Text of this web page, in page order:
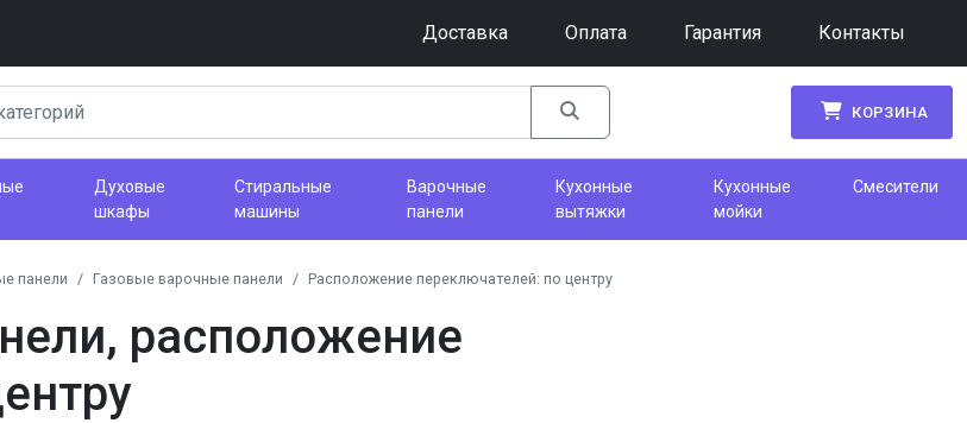
Доставка Оплата Гарантия Контакты
КОРЗИНА
Духовые
шкафы
Стиральные
машины
Варочные
панели
Кухонные
вытяжки
Кухонные
мойки
Смесители
панели Газовые варочные панели Расположение переключателей: по центру
расположение